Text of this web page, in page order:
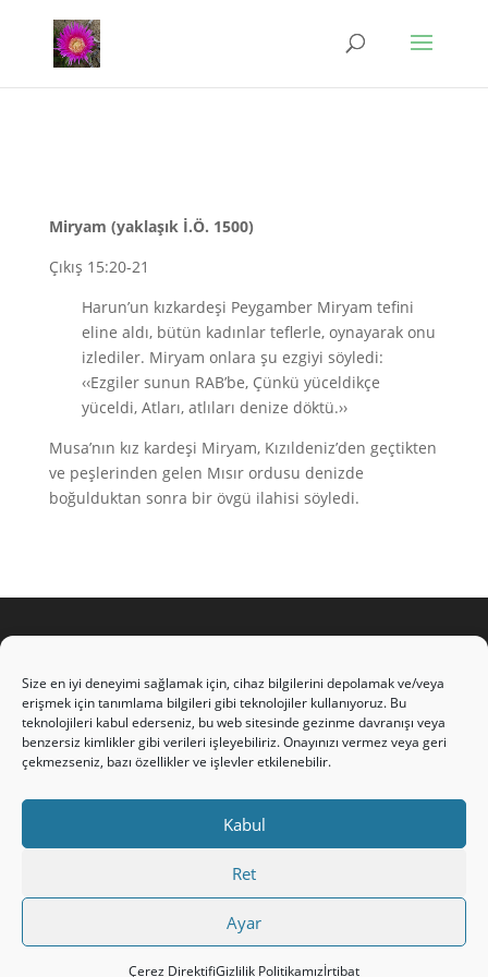
Size en iyi deneyimi sağlamak için, cihaz bilgilerini depolamak ve/veya
erişmek için tanımlama bilgileri gibi teknolojiler kullanıyoruz. Bu
teknolojileri kabul ederseniz, bu web sitesinde gezinme davranışı veya
benzersiz kimlikler gibi verileri işleyebiliriz. Onayınızı vermez veya geri
çekmezseniz, bazı özellikler ve işlevler etkilenebilir.
Kabul
Ret
Ayar
Çerez DirektifiGizlilik Politikamızİrtibat
Miryam (yaklaşık İ.Ö. 1500)
Çıkış 15:20-21
Harun’un kızkardeşi Peygamber Miryam tefini
eline aldı, bütün kadınlar teflerle, oynayarak onu
izlediler. Miryam onlara şu ezgiyi söyledi:
‹‹Ezgiler sunun RAB’be, Çünkü yüceldikçe
yüceldi, Atları, atlıları denize döktü.››
Musa’nın kız kardeşi Miryam, Kızıldeniz’den geçtikten
ve peşlerinden gelen Mısır ordusu denizde
boğulduktan sonra bir övgü ilahisi söyledi.
Künye/İrtibat
Çerez Direktifi (AB)